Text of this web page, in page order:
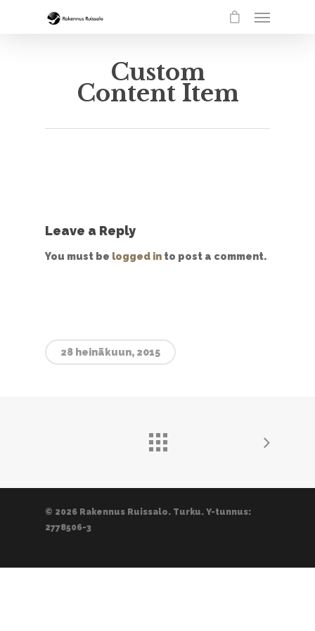
Custom
Content Item
Leave a Reply
You must be logged in to post a comment.
28 heinäkuun, 2015
© 2026 Rakennus Ruissalo. Turku. Y-tunnus:
2778506-3